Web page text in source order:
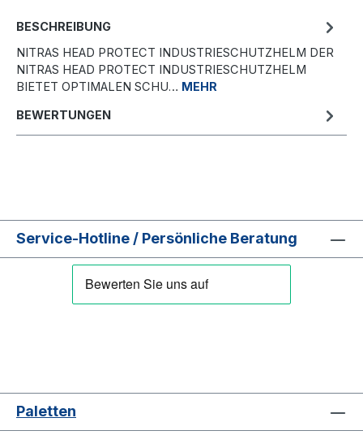
BESCHREIBUNG
NITRAS HEAD PROTECT INDUSTRIESCHUTZHELM DER
NITRAS HEAD PROTECT INDUSTRIESCHUTZHELM
BIETET OPTIMALEN SCHU… MEHR
BEWERTUNGEN
Service-Hotline / Persönliche Beratung
Paletten